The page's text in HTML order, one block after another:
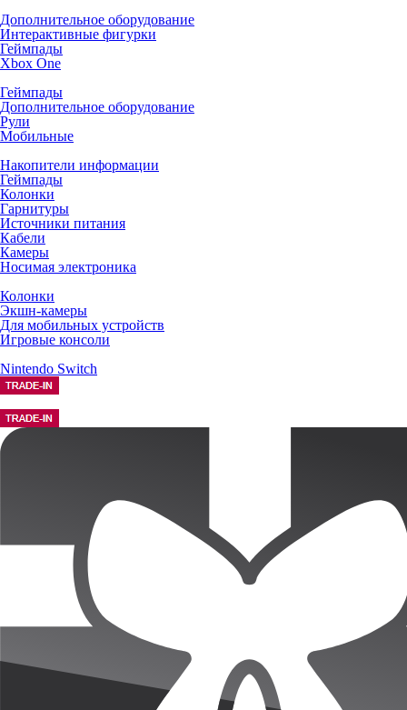
Дополнительное оборудование
Интерактивные фигурки
Геймпады
Xbox One
Геймпады
Дополнительное оборудование
Рули
Мобильные
Накопители информации
Геймпады
Колонки
Гарнитуры
Источники питания
Кабели
Камеры
Носимая электроника
Колонки
Экшн-камеры
Для мобильных устройств
Игровые консоли
Nintendo Switch